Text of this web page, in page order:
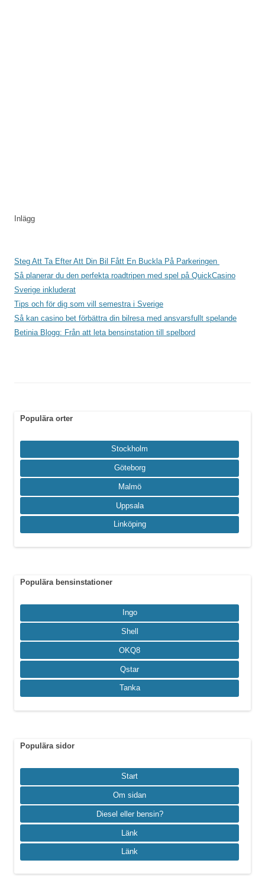
Inlägg
Steg Att Ta Efter Att Din Bil Fått En Buckla På Parkeringen
Så planerar du den perfekta roadtripen med spel på QuickCasino
Sverige inkluderat
Tips och för dig som vill semestra i Sverige
Så kan casino bet förbättra din bilresa med ansvarsfullt spelande
Betinia Blogg: Från att leta bensinstation till spelbord
Populära orter
Stockholm
Göteborg
Malmö
Uppsala
Linköping
Populära bensinstationer
Ingo
Shell
OKQ8
Qstar
Tanka
Populära sidor
Start
Om sidan
Diesel eller bensin?
Länk
Länk